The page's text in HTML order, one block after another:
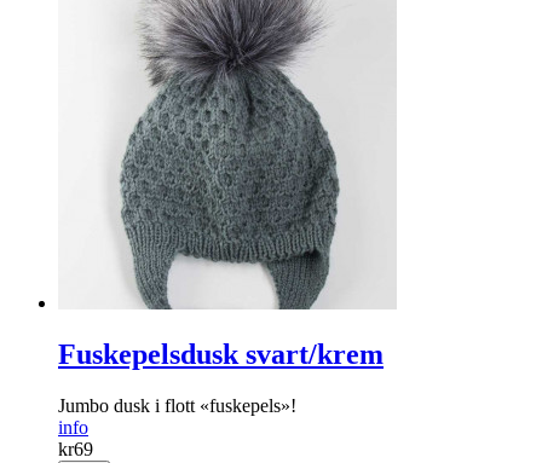
Fuskepelsdusk svart/krem
Jumbo dusk i flott «fuskepels»!
info
kr69